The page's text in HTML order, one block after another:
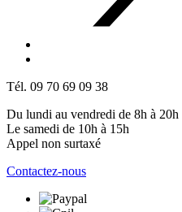
Tél. 09 70 69 09 38
Du lundi au vendredi de 8h à 20h
Le samedi de 10h à 15h
Appel non surtaxé
Contactez-nous